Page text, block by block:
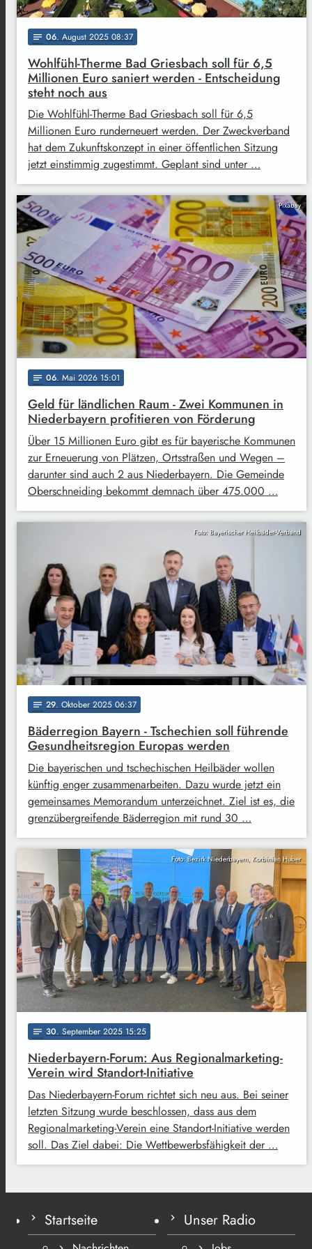
notes 06. August 2025 08:37
Wohlfühl-Therme Bad Griesbach soll für 6,5
Millionen Euro saniert werden - Entscheidung
steht noch aus
Die Wohlfühl-Therme Bad Griesbach soll für 6,5
Millionen Euro runderneuert werden. Der Zweckverband
hat dem Zukunftskonzept in einer öffentlichen Sitzung
jetzt einstimmig zugestimmt. Geplant sind unter …
Pixabay
notes 06. Mai 2026 15:01
Geld für ländlichen Raum - Zwei Kommunen in
Niederbayern profitieren von Förderung
Über 15 Millionen Euro gibt es für bayerische Kommunen
zur Erneuerung von Plätzen, Ortsstraßen und Wegen –
darunter sind auch 2 aus Niederbayern. Die Gemeinde
Oberschneiding bekommt demnach über 475.000 …
Foto: Bayerischer Heilbäder-Verband
notes 29. Oktober 2025 06:37
Bäderregion Bayern - Tschechien soll führende
Gesundheitsregion Europas werden
Die bayerischen und tschechischen Heilbäder wollen
künftig enger zusammenarbeiten. Dazu wurde jetzt ein
gemeinsames Memorandum unterzeichnet. Ziel ist es, die
grenzübergreifende Bäderregion mit rund 30 …
Foto: Bezirk Niederbayern, Korbinian Huber
notes 30. September 2025 15:25
Niederbayern-Forum: Aus Regionalmarketing-
Verein wird Standort-Initiative
Das Niederbayern-Forum richtet sich neu aus. Bei seiner
letzten Sitzung wurde beschlossen, dass aus dem
Regionalmarketing-Verein eine Standort-Initiative werden
soll. Das Ziel dabei: Die Wettbewerbsfähigkeit der …
Startseite Unser Radio